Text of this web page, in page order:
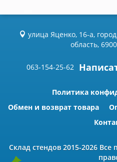
улица Яценко, 16-а,
область,
063-154-25-62
Политика
Обмен и возврат товара
Склад стендов2015-2026 Всe